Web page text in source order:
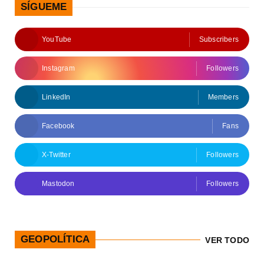
SÍGUEME
YouTube Subscribers
Instagram Followers
LinkedIn Members
Facebook Fans
X-Twitter Followers
Mastodon Followers
GEOPOLÍTICA VER TODO